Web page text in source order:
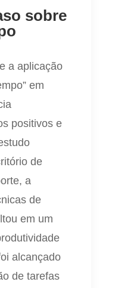
sobre
a aplicação
em
positivos e
de
a
de
em um
alcançado
de tarefas